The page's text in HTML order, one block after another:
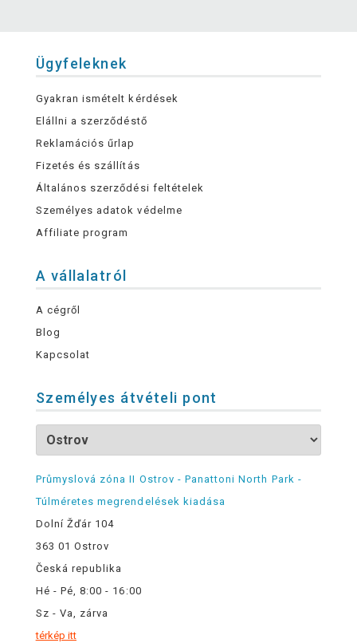
Ügyfeleknek
Gyakran ismételt kérdések
Elállni a szerződéstő
Reklamációs űrlap
Fizetés és szállítás
Általános szerződési feltételek
Személyes adatok védelme
Affiliate program
A vállalatról
A cégről
Blog
Kapcsolat
Személyes átvételi pont
Průmyslová zóna II Ostrov - Panattoni North Park -
Túlméretes megrendelések kiadása
Dolní Žďár 104
363 01 Ostrov
Česká republika
Hé - Pé, 8:00 - 16:00
Sz - Va, zárva
térkép itt